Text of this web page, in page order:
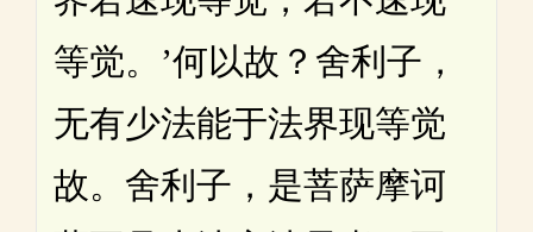
等觉。’何以故？舍利子，
无有少法能于法界现等觉
故。舍利子，是菩萨摩诃